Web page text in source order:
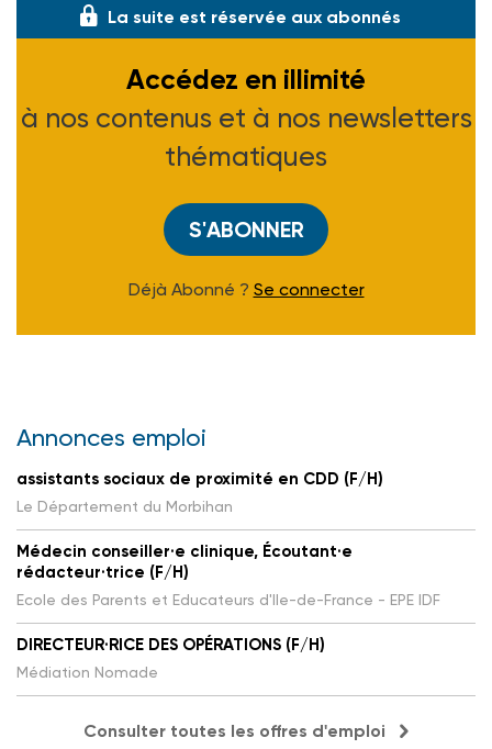
La suite est réservée aux abonnés
Accédez en illimité
à nos contenus et à nos newsletters
thématiques
S'ABONNER
Déjà Abonné ? Se connecter
Annonces emploi
assistants sociaux de proximité en CDD (F/H)
Le Département du Morbihan
Médecin conseiller·e clinique, Écoutant·e
rédacteur·trice (F/H)
Ecole des Parents et Educateurs d'Ile-de-France - EPE IDF
DIRECTEUR·RICE DES OPÉRATIONS (F/H)
Médiation Nomade
Consulter toutes les offres d'emploi